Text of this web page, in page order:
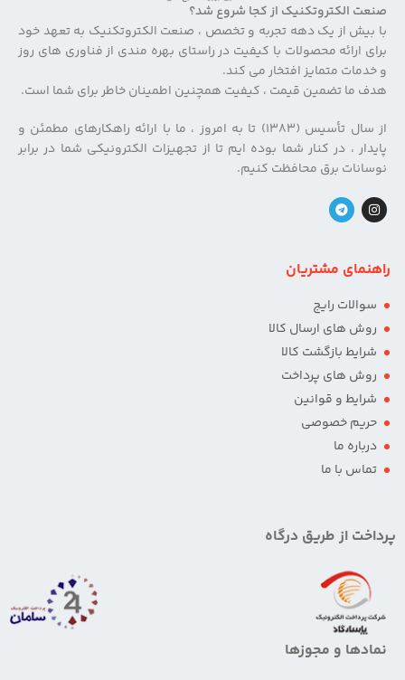
صنعت الکتروتکنیک از کجا شروع شد؟
با بیش از یک دهه تجربه و تخصص ، صنعت الکتروتکنیک به تعهد خود
برای ارائه محصولات با کیفیت در راستای بهره مندی از فناوری های روز
و خدمات متمایز افتخار می کند.
هدف ما تضمین قیمت ، کیفیت همچنین اطمینان خاطر برای شما است.
از سال تأسیس (۱۳۸۳) تا به امروز ، ما با ارائه راهکارهای مطمئن و
پایدار ، در کنار شما بوده ایم تا از تجهیزات الکترونیکی شما در برابر
نوسانات برق محافظت کنیم.
راهنمای مشتریان
سوالات رایج
روش های ارسال کالا
شرایط بازگشت کالا
روش های پرداخت
شرایط و قوانین
حریم خصوصی
درباره ما
تماس با ما
پرداخت از طریق درگاه
نمادها و مجوزها